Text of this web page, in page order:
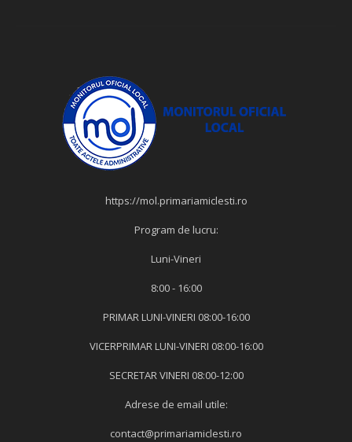
https://mol.primariamiclesti.ro
Program de lucru:
Luni-Vineri
8:00 - 16:00
PRIMAR LUNI-VINERI 08:00-16:00
VICERPRIMAR LUNI-VINERI 08:00-16:00
SECRETAR VINERI 08:00-12:00
Adrese de email utile:
contact@primariamiclesti.ro